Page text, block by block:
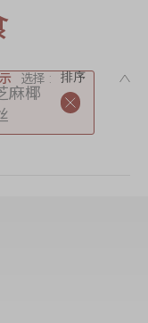
麻椰
选择 :